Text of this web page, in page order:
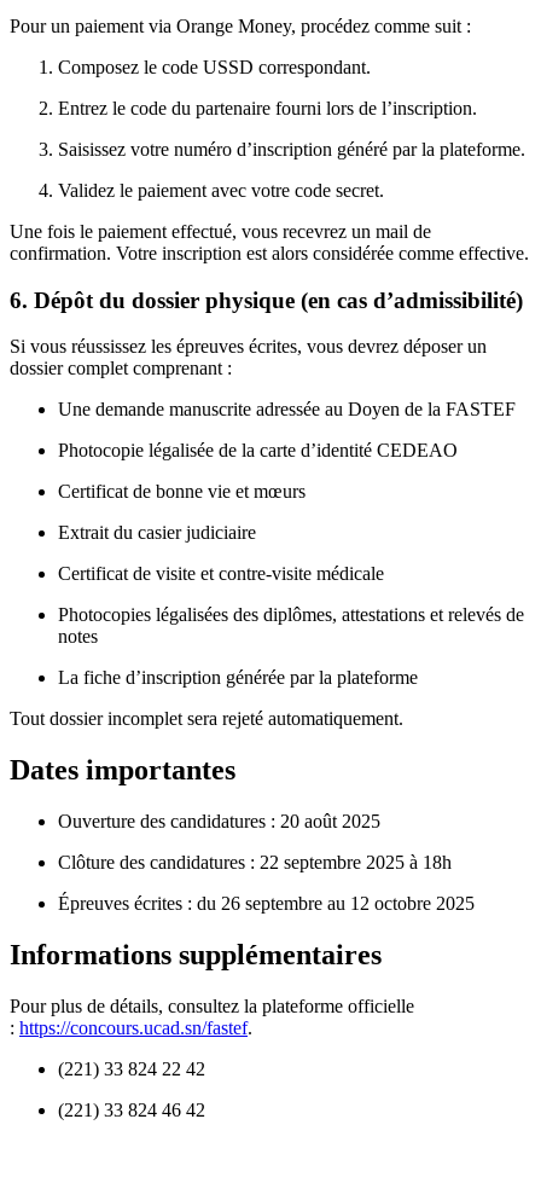
Pour un paiement via Orange Money, procédez comme suit :
Composez le code USSD correspondant.
Entrez le code du partenaire fourni lors de l’inscription.
Saisissez votre numéro d’inscription généré par la plateforme.
Validez le paiement avec votre code secret.
Une fois le paiement effectué, vous recevrez un mail de
confirmation. Votre inscription est alors considérée comme effective.
6. Dépôt du dossier physique (en cas d’admissibilité)
Si vous réussissez les épreuves écrites, vous devrez déposer un
dossier complet comprenant :
Une demande manuscrite adressée au Doyen de la FASTEF
Photocopie légalisée de la carte d’identité CEDEAO
Certificat de bonne vie et mœurs
Extrait du casier judiciaire
Certificat de visite et contre-visite médicale
Photocopies légalisées des diplômes, attestations et relevés de
notes
La fiche d’inscription générée par la plateforme
Tout dossier incomplet sera rejeté automatiquement.
Dates importantes
Ouverture des candidatures : 20 août 2025
Clôture des candidatures : 22 septembre 2025 à 18h
Épreuves écrites : du 26 septembre au 12 octobre 2025
Informations supplémentaires
Pour plus de détails, consultez la plateforme officielle
: https://concours.ucad.sn/fastef.
(221) 33 824 22 42
(221) 33 824 46 42